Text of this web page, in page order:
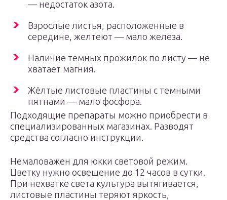
— недостаток азота.
Взрослые листья, расположенные в
середине, желтеют — мало железа.
Наличие темных прожилок по листу — не
хватает магния.
Жёлтые листовые пластины с темными
пятнами — мало фосфора.
Подходящие препараты можно приобрести в
специализированных магазинах. Разводят
средства согласно инструкции.
Немаловажен для юкки световой режим.
Цветку нужно освещение до 12 часов в сутки.
При нехватке света культура вытягивается,
листовые пластины теряют яркость,